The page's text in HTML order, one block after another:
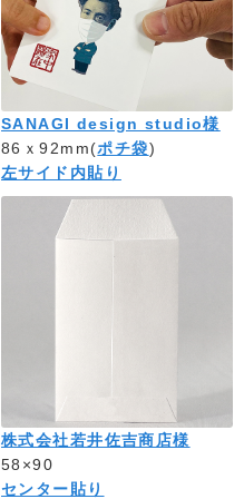
SANAGI design studio様
86ｘ92mm(ポチ袋)
左サイド内貼り
株式会社若井佐吉商店様
58×90
センター貼り